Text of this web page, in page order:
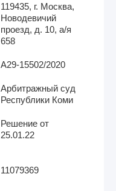
119435, г. Москва,
Новодевичий
проезд, д. 10, а/я
658
А29-15502/2020
Арбитражный суд
Республики Коми
Решение от
25.01.22
11079369